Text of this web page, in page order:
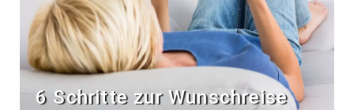
6 Schritte zur Wunschreise